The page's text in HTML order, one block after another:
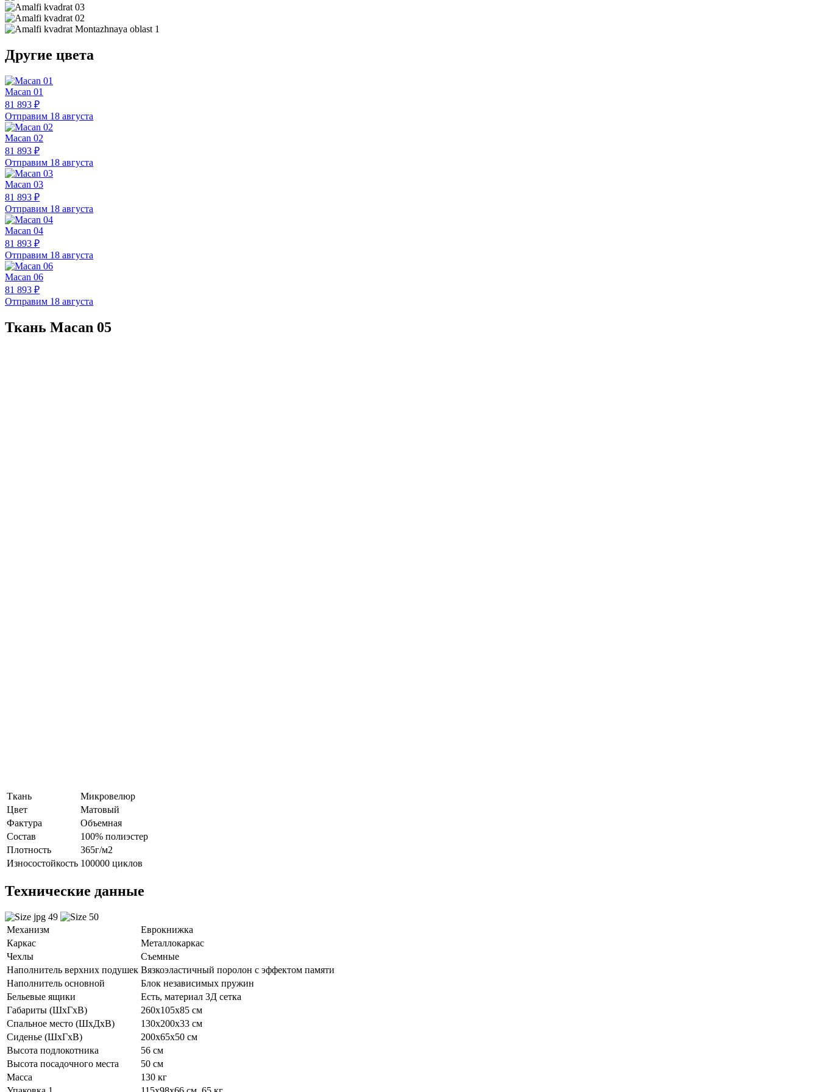
Другие цвета
Macan 01
81 893 ₽
Отправим 18 августа
Macan 02
81 893 ₽
Отправим 18 августа
Macan 03
81 893 ₽
Отправим 18 августа
Macan 04
81 893 ₽
Отправим 18 августа
Macan 06
81 893 ₽
Отправим 18 августа
Ткань Macan 05
Ткань
Микровелюр
Цвет
Матовый
Фактура
Объемная
Состав
100% полиэстер
Плотность
365г/м2
Износостойкость 100000 циклов
Технические данные
Механизм
Еврокнижка
Каркас
Металлокаркас
Чехлы
Съемные
Наполнитель верхних подушек Вязкоэластичный поролон с эффектом памяти
Наполнитель основной
Блок независимых пружин
Бельевые ящики
Есть, материал 3Д сетка
Габариты (ШхГхВ)
260х105х85 см
Спальное место (ШхДхВ)
130х200х33 см
Сиденье (ШхГхВ)
200х65х50 см
Высота подлокотника
56 см
Высота посадочного места
50 см
Масса
130 кг